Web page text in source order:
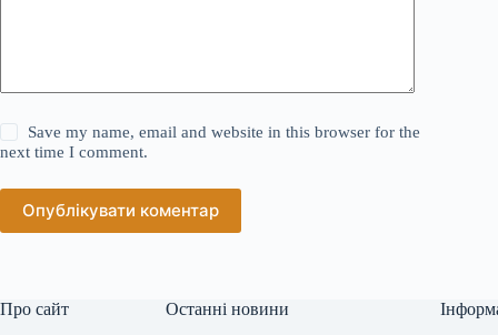
Save my name, email and website in this browser for the
next time I comment.
Опублікувати коментар
Про сайт Останні новини